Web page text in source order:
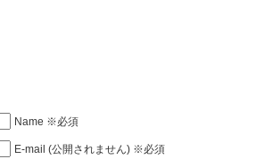
Name ※必須
E-mail (公開されません) ※必須